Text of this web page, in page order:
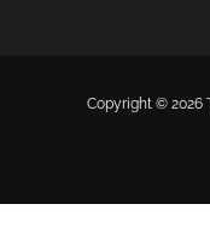
Copyright © 2026